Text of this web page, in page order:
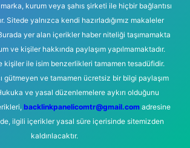
kurum veya şahıs şirketi ile hiçbir bağlantısı
Sitede yalnızca kendi hazırladığımız makaleler
yer alan içerikler haber niteliği taşımamakta
ve kişiler hakkında paylaşım yapılmamaktadır.
kişiler ile isim benzerlikleri tamamen tesadüfidir.
gütmeyen ve tamamen ücretsiz bir bilgi paylaşım
ve yasal düzenlemelere aykırı olduğunu
backlinkpanelicomtr@gmail.comadresine
ilgili içerikler yasal süre içerisinde sitemizden
kaldırılacaktır.